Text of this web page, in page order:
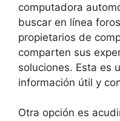
computadora
buscar en línea
propietarios de
comparten sus
soluciones. Esta es
información útil y
Otra opción es